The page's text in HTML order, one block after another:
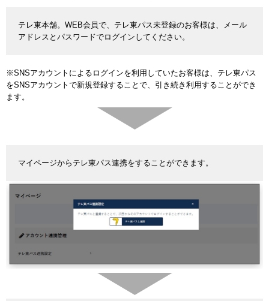
テレ東本舗。WEB会員で、テレ東パス未登録のお客様は、メール
アドレスとパスワードでログインしてください。
※SNSアカウントによるログインを利用していたお客様は、テレ東パス
をSNSアカウントで新規登録することで、引き続き利用することができ
ます。
マイページからテレ東パス連携をすることができます。